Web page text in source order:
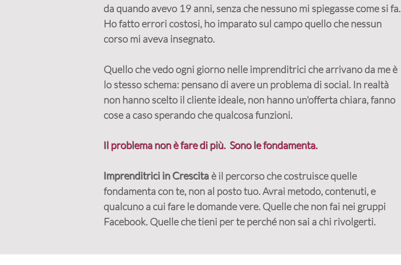
da quando avevo 19 anni, senza che nessuno mi spiegasse come si fa.
Ho fatto errori costosi, ho imparato sul campo quello che nessun
corso mi aveva insegnato.
Quello che vedo ogni giorno nelle imprenditrici che arrivano da me è
lo stesso schema: pensano di avere un problema di social. In realtà
non hanno scelto il cliente ideale, non hanno un'offerta chiara, fanno
cose a caso sperando che qualcosa funzioni.
Il problema non è fare di più. Sono le fondamenta.
Imprenditrici in Crescita è il percorso che costruisce quelle
fondamenta con te, non al posto tuo. Avrai metodo, contenuti, e
qualcuno a cui fare le domande vere. Quelle che non fai nei gruppi
Facebook. Quelle che tieni per te perché non sai a chi rivolgerti.